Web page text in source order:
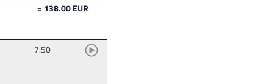
= 138.00 EUR
7.50